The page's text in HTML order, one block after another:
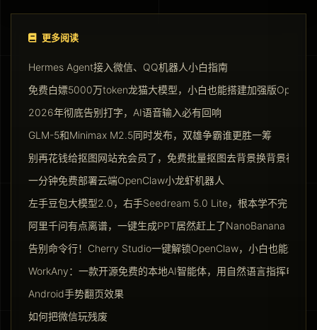
更多阅读
Hermes Agent接入微信、QQ机器人小白指南
免费白嫖5000万token龙猫大模型，小白也能搭建加强版
2026年彻底告别打字，AI语音输入必有回响
GLM-5和Minimax M2.5同时发布，双雄争霸谁更胜一筹
别再花钱给抠图网站充会员了，免费批量抠图去背景换背景神器
一分钟免费部署云端OpenClaw小龙虾机器人
左手豆包大模型2.0，右手Seedream 5.0 Lite，根本学不完
阿里千问有点离谱，一键生成PPT居然赶上了NanoBanana Pro
告别命令行！Cherry Studio一键解锁OpenClaw，小白也能玩转
WorkAny：一款开源免费的本地AI智能体，用自然语言指挥电脑
Android手势翻页效果
如何把微信玩残废